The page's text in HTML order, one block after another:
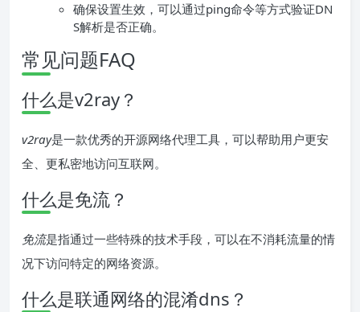
确保设置生效，可以通过ping命令等方式验证DN
S解析是否正确。
常见问题FAQ
什么是v2ray？
v2ray是一款优秀的开源网络代理工具，可以帮助用户更安
全、更私密地访问互联网。
什么是免流？
免流是指通过一些特殊的技术手段，可以在不消耗流量的情
况下访问特定的网络资源。
什么是联通网络的混淆dns？